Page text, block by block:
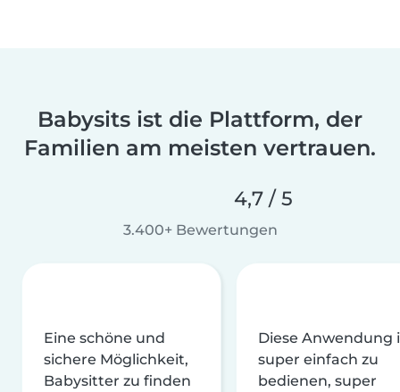
Babysits ist die Plattform, der
Familien am meisten vertrauen.
4,7 / 5
3.400+ Bewertungen
Eine schöne und
sichere Möglichkeit,
Babysitter zu finden
Diese Anwendung
super einfach zu
bedienen, super